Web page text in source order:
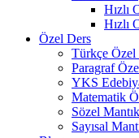
Hızlı
Hızlı
Özel Ders
Türkçe Özel
Paragraf
YKS
Matematik
Sözel
Sayısal